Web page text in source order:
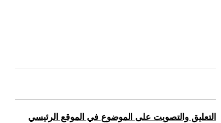
التعليق والتصويت على الموضوع في الموقع الرئيسي